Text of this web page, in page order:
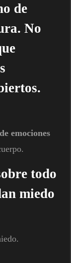
de
No
emociones
todo
miedo